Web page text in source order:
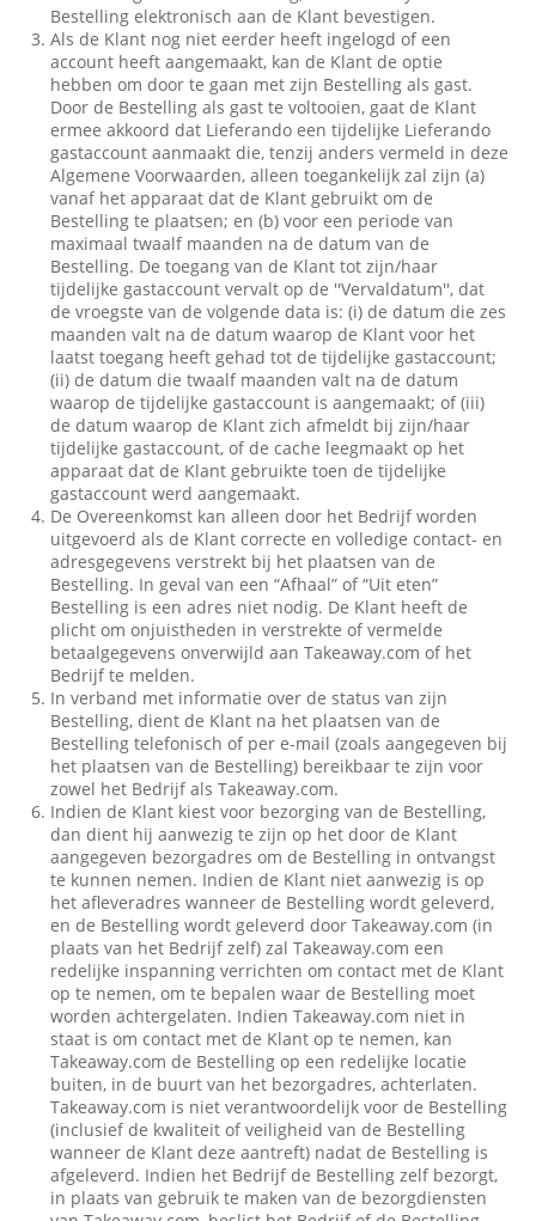
Bestelling elektronisch aan de Klant bevestigen.
Als de Klant nog niet eerder heeft ingelogd of een
account heeft aangemaakt, kan de Klant de optie
hebben om door te gaan met zijn Bestelling als gast.
Door de Bestelling als gast te voltooien, gaat de Klant
ermee akkoord dat Lieferando een tijdelijke Lieferando
gastaccount aanmaakt die, tenzij anders vermeld in deze
Algemene Voorwaarden, alleen toegankelijk zal zijn (a)
vanaf het apparaat dat de Klant gebruikt om de
Bestelling te plaatsen; en (b) voor een periode van
maximaal twaalf maanden na de datum van de
Bestelling. De toegang van de Klant tot zijn/haar
tijdelijke gastaccount vervalt op de ''Vervaldatum'', dat
de vroegste van de volgende data is: (i) de datum die zes
maanden valt na de datum waarop de Klant voor het
laatst toegang heeft gehad tot de tijdelijke gastaccount;
(ii) de datum die twaalf maanden valt na de datum
waarop de tijdelijke gastaccount is aangemaakt; of (iii)
de datum waarop de Klant zich afmeldt bij zijn/haar
tijdelijke gastaccount, of de cache leegmaakt op het
apparaat dat de Klant gebruikte toen de tijdelijke
gastaccount werd aangemaakt.
De Overeenkomst kan alleen door het Bedrijf worden
uitgevoerd als de Klant correcte en volledige contact- en
adresgegevens verstrekt bij het plaatsen van de
Bestelling. In geval van een “Afhaal” of “Uit eten”
Bestelling is een adres niet nodig. De Klant heeft de
plicht om onjuistheden in verstrekte of vermelde
betaalgegevens onverwijld aan Takeaway.com of het
Bedrijf te melden.
In verband met informatie over de status van zijn
Bestelling, dient de Klant na het plaatsen van de
Bestelling telefonisch of per e-mail (zoals aangegeven bij
het plaatsen van de Bestelling) bereikbaar te zijn voor
zowel het Bedrijf als Takeaway.com.
Indien de Klant kiest voor bezorging van de Bestelling,
dan dient hij aanwezig te zijn op het door de Klant
aangegeven bezorgadres om de Bestelling in ontvangst
te kunnen nemen. Indien de Klant niet aanwezig is op
het afleveradres wanneer de Bestelling wordt geleverd,
en de Bestelling wordt geleverd door Takeaway.com (in
plaats van het Bedrijf zelf) zal Takeaway.com een
redelijke inspanning verrichten om contact met de Klant
op te nemen, om te bepalen waar de Bestelling moet
worden achtergelaten. Indien Takeaway.com niet in
staat is om contact met de Klant op te nemen, kan
Takeaway.com de Bestelling op een redelijke locatie
buiten, in de buurt van het bezorgadres, achterlaten.
Takeaway.com is niet verantwoordelijk voor de Bestelling
(inclusief de kwaliteit of veiligheid van de Bestelling
wanneer de Klant deze aantreft) nadat de Bestelling is
afgeleverd. Indien het Bedrijf de Bestelling zelf bezorgt,
in plaats van gebruik te maken van de bezorgdiensten